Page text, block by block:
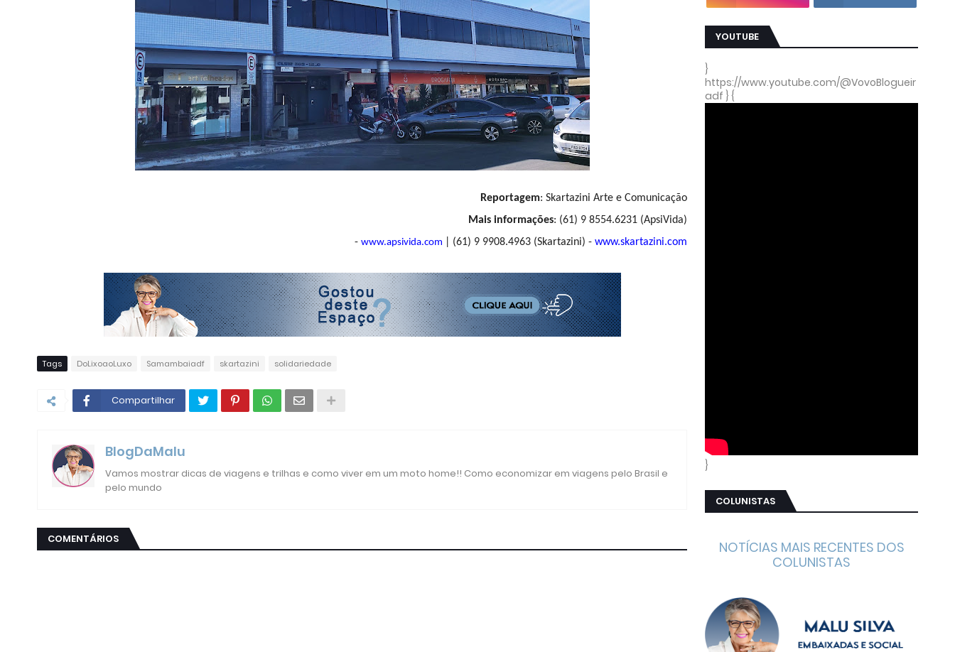
Reportagem: Skartazini Arte e Comunicação
Mais informações: (61) 9 8554.6231 (ApsiVida)
- www.apsivida.com | (61) 9 9908.4963 (Skartazini) - www.skartazini.com
Tags DoLixoaoLuxo Samambaiadf skartazini solidariedade
Compartilhar
BlogDaMalu
Vamos mostrar dicas de viagens e trilhas e como viver em um moto home!! Como economizar em viagens pelo Brasil e
pelo mundo
COMENTÁRIOS
YOUTUBE
}
https://www.youtube.com/@VovoBlogueir
adf } {
}
COLUNISTAS
NOTÍCIAS MAIS RECENTES DOS
COLUNISTAS